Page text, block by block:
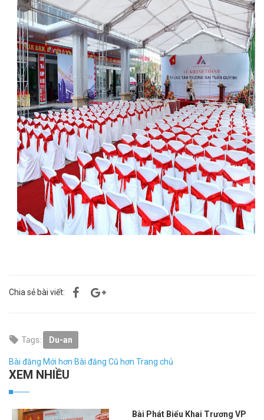
Chia sẻ bài viết:
Du-an
Bài đăng Mới hơn Bài đăng Cũ hơn Trang chủ
XEM NHIỀU
Bài Phát Biểu Khai Trương VP